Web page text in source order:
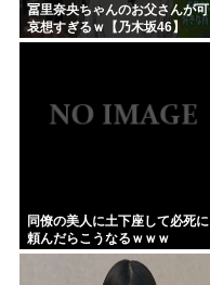
冨里奈央ちゃんのお父さんが可
哀想すぎるｗ【乃木坂46】
同僚の美人に土下座して必死に
頼んだらこうなるｗｗｗ